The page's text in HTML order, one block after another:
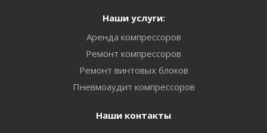
Наши услуги:
Аренда компрессоров
Ремонт компрессоров
Ремонт винтовых блоков
Пневмоаудит компрессоров
Наши контакты